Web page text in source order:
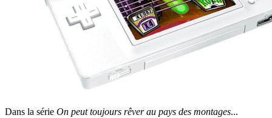
Dans la série On peut toujours rêver au pays des montages...